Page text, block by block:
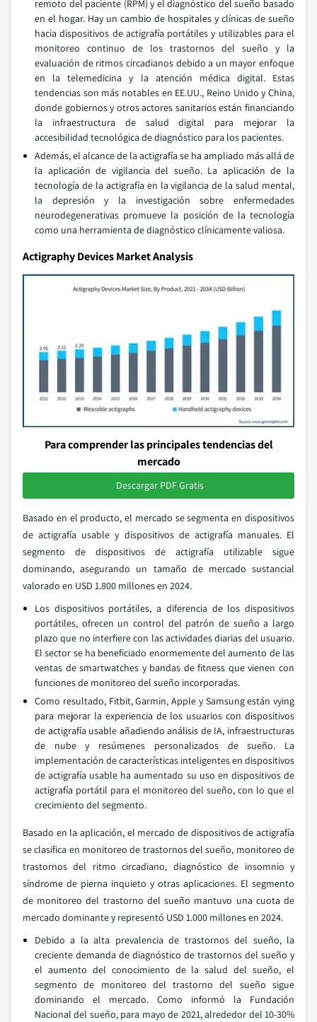
remoto del paciente (RPM) y el diagnóstico del sueño basado
en el hogar. Hay un cambio de hospitales y clínicas de sueño
hacia dispositivos de actigrafía portátiles y utilizables para el
monitoreo continuo de los trastornos del sueño y la
evaluación de ritmos circadianos debido a un mayor enfoque
en la telemedicina y la atención médica digital. Estas
tendencias son más notables en EE.UU., Reino Unido y China,
donde gobiernos y otros actores sanitarios están financiando
la infraestructura de salud digital para mejorar la
accesibilidad tecnológica de diagnóstico para los pacientes.
Además, el alcance de la actigrafía se ha ampliado más allá de
la aplicación de vigilancia del sueño. La aplicación de la
tecnología de la actigrafía en la vigilancia de la salud mental,
la depresión y la investigación sobre enfermedades
neurodegenerativas promueve la posición de la tecnología
como una herramienta de diagnóstico clínicamente valiosa.
Actigraphy Devices Market Analysis
Para comprender las principales tendencias del
mercado
Descargar PDF Gratis
Basado en el producto, el mercado se segmenta en dispositivos
de actigrafía usable y dispositivos de actigrafía manuales. El
segmento de dispositivos de actigrafía utilizable sigue
dominando, asegurando un tamaño de mercado sustancial
valorado en USD 1.800 millones en 2024.
Los dispositivos portátiles, a diferencia de los dispositivos
portátiles, ofrecen un control del patrón de sueño a largo
plazo que no interfiere con las actividades diarias del usuario.
El sector se ha beneficiado enormemente del aumento de las
ventas de smartwatches y bandas de fitness que vienen con
funciones de monitoreo del sueño incorporadas.
Como resultado, Fitbit, Garmin, Apple y Samsung están vying
para mejorar la experiencia de los usuarios con dispositivos
de actigrafía usable añadiendo análisis de IA, infraestructuras
de nube y resúmenes personalizados de sueño. La
implementación de características inteligentes en dispositivos
de actigrafía usable ha aumentado su uso en dispositivos de
actigrafía portátil para el monitoreo del sueño, con lo que el
crecimiento del segmento.
Basado en la aplicación, el mercado de dispositivos de actigrafía
se clasifica en monitoreo de trastornos del sueño, monitoreo de
trastornos del ritmo circadiano, diagnóstico de insomnio y
síndrome de pierna inquieto y otras aplicaciones. El segmento
de monitoreo del trastorno del sueño mantuvo una cuota de
mercado dominante y representó USD 1.000 millones en 2024.
Debido a la alta prevalencia de trastornos del sueño, la
creciente demanda de diagnóstico de trastornos del sueño y
el aumento del conocimiento de la salud del sueño, el
segmento de monitoreo del trastorno del sueño sigue
dominando el mercado. Como informó la Fundación
Nacional del sueño, para mayo de 2021, alrededor del 10-30%